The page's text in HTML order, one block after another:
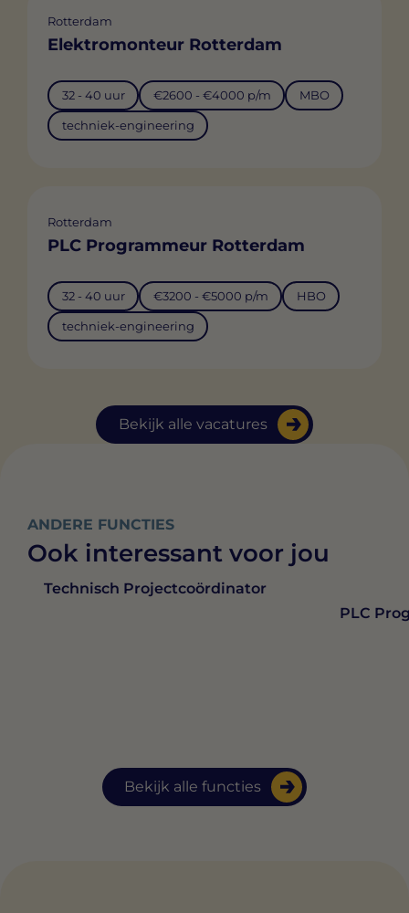
Bekijk alle vacatures
Rotterdam
Elektromonteur Rotterdam
32 - 40 uur €2600 - €4000 p/m MBO
techniek-engineering
Rotterdam
PLC Programmeur Rotterdam
32 - 40 uur €3200 - €5000 p/m HBO
techniek-engineering
ANDERE FUNCTIES
Ook interessant voor jou
Bekijk alle functies
Technisch Projectcoördinator
PLC